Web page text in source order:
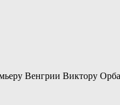
Венгрии Виктору